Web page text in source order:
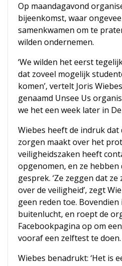
Op maandagavond
bijeenkomst, waar
samenkwamen om te
wilden ondernemen.
‘We wilden het eerst
dat zoveel mogelijk
komen’, vertelt Joris
genaamd Unsee Us
we het een week later in
Wiebes heeft de indruk
zorgen maakt over het
veiligheidszaken heeft
opgenomen, en ze hebben
gesprek. ‘Ze zeggen dat
over de veiligheid’, zegt
geen reden toe. Bovendien
buitenlucht, en roept de
Facebookpagina op om
vooraf een zelftest te doen.
Wiebes benadrukt: ‘Het is